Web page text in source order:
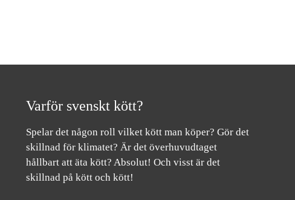
Varför svenskt kött?
Spelar det någon roll vilket kött man köper? Gör det
skillnad för klimatet? Är det överhuvudtaget
hållbart att äta kött? Absolut! Och visst är det
skillnad på kött och kött!